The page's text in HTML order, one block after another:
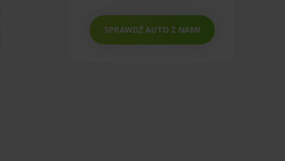
SPRAWDŹ AUTO Z NAMI